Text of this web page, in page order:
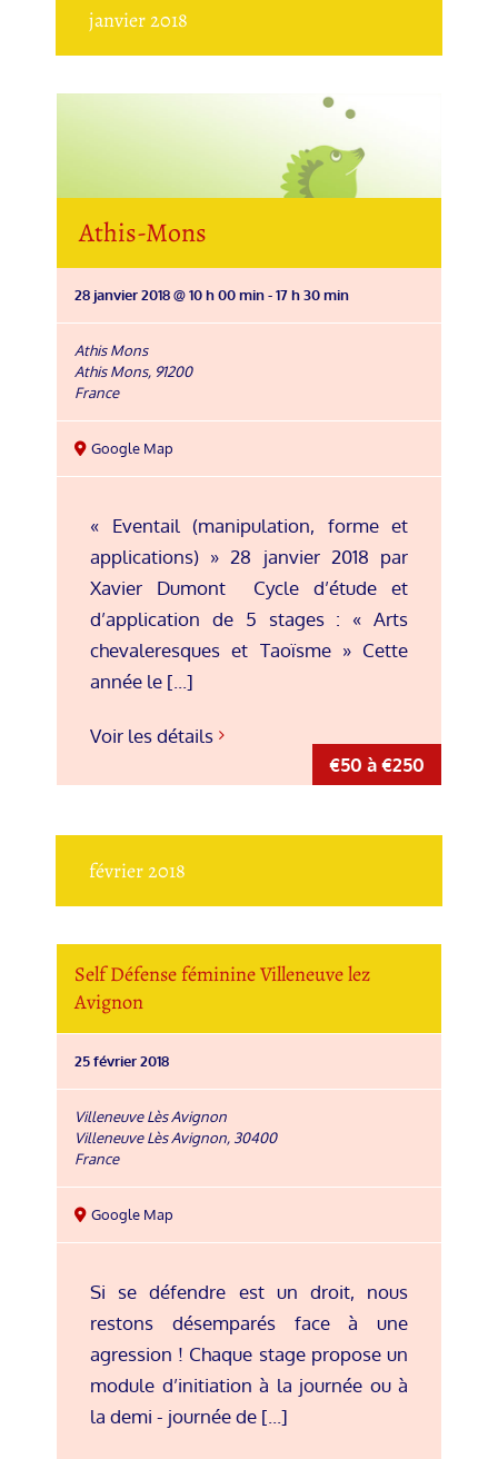
janvier 2018
€50 à €250
Athis-Mons
28 janvier 2018 @ 10 h 00 min-17 h 30 min
Athis Mons
Athis Mons, 91200
France
Google Map
« Eventail (manipulation, forme et
applications) » 28 janvier 2018 par
Xavier Dumont Cycle d’étude et
d’application de 5 stages : « Arts
chevaleresques et Taoïsme » Cette
année le [...]
Voir les détails
février 2018
Self Défense féminine Villeneuve lez
Avignon
25 février 2018
Villeneuve Lès Avignon
Villeneuve Lès Avignon, 30400
France
Google Map
Si se défendre est un droit, nous
restons désemparés face à une
agression ! Chaque stage propose un
module d’initiation à la journée ou à
la demi - journée de [...]